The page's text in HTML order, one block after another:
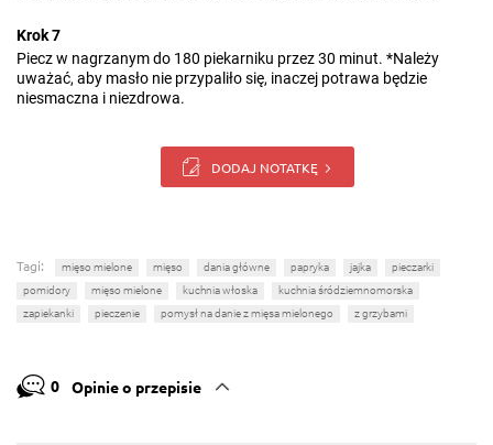
Krok 7
Piecz w nagrzanym do 180 piekarniku przez 30 minut. *Należy
uważać, aby masło nie przypaliło się, inaczej potrawa będzie
niesmaczna i niezdrowa.
DODAJ NOTATKĘ
Tagi: mięso mielone mięso dania główne papryka jajka
pieczarki
pomidory
mięso mielone kuchnia włoska
kuchnia śródziemnomorska
zapiekanki
pieczenie pomysł na danie z mięsa mielonego z grzybami
0 Opinie o przepisie